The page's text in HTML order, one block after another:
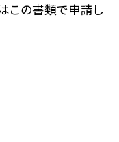
この書類で申請し